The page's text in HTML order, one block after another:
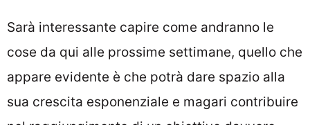
Sarà interessante capire come andranno le
cose da qui alle prossime settimane, quello che
appare evidente è che potrà dare spazio alla
sua crescita esponenziale e magari contribuire